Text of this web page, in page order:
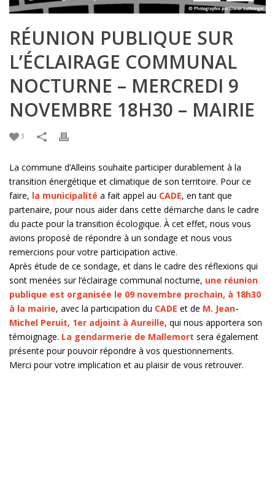
RÉUNION PUBLIQUE SUR
L’ÉCLAIRAGE COMMUNAL
NOCTURNE – MERCREDI 9
NOVEMBRE 18H30 – MAIRIE
3
La commune d’Alleins souhaite participer durablement à la
transition énergétique et climatique de son territoire. Pour ce
faire, la municipalité a fait appel au CADE, en tant que
partenaire, pour nous aider dans cette démarche dans le cadre
du pacte pour la transition écologique. À cet effet, nous vous
avions proposé de répondre à un sondage et nous vous
remercions pour votre participation active.
Après étude de ce sondage, et dans le cadre des réflexions qui
sont menées sur l’éclairage communal nocturne, une réunion
publique est organisée le 09 novembre prochain, à 18h30
à la mairie, avec la participation du CADE et de M. Jean-
Michel Peruit, 1er adjoint à Aureille, qui nous apportera son
témoignage. La gendarmerie de Mallemort sera également
présente pour pouvoir répondre à vos questionnements.
Merci pour votre implication et au plaisir de vous retrouver.